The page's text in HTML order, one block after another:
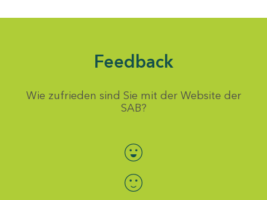
Feedback
Wie zufrieden sind Sie mit der Website der
SAB?
Bewertung auswählen